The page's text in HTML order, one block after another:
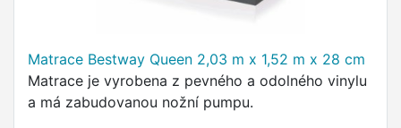
Matrace Bestway Queen 2,03 m x 1,52 m x 28 cm
Matrace je vyrobena z pevného a odolného vinylu
a má zabudovanou nožní pumpu.